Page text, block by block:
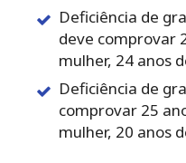
Deficiência de
deve comprovar
mulher, 24 anos
Deficiência de
comprovar 25
mulher, 20 anos